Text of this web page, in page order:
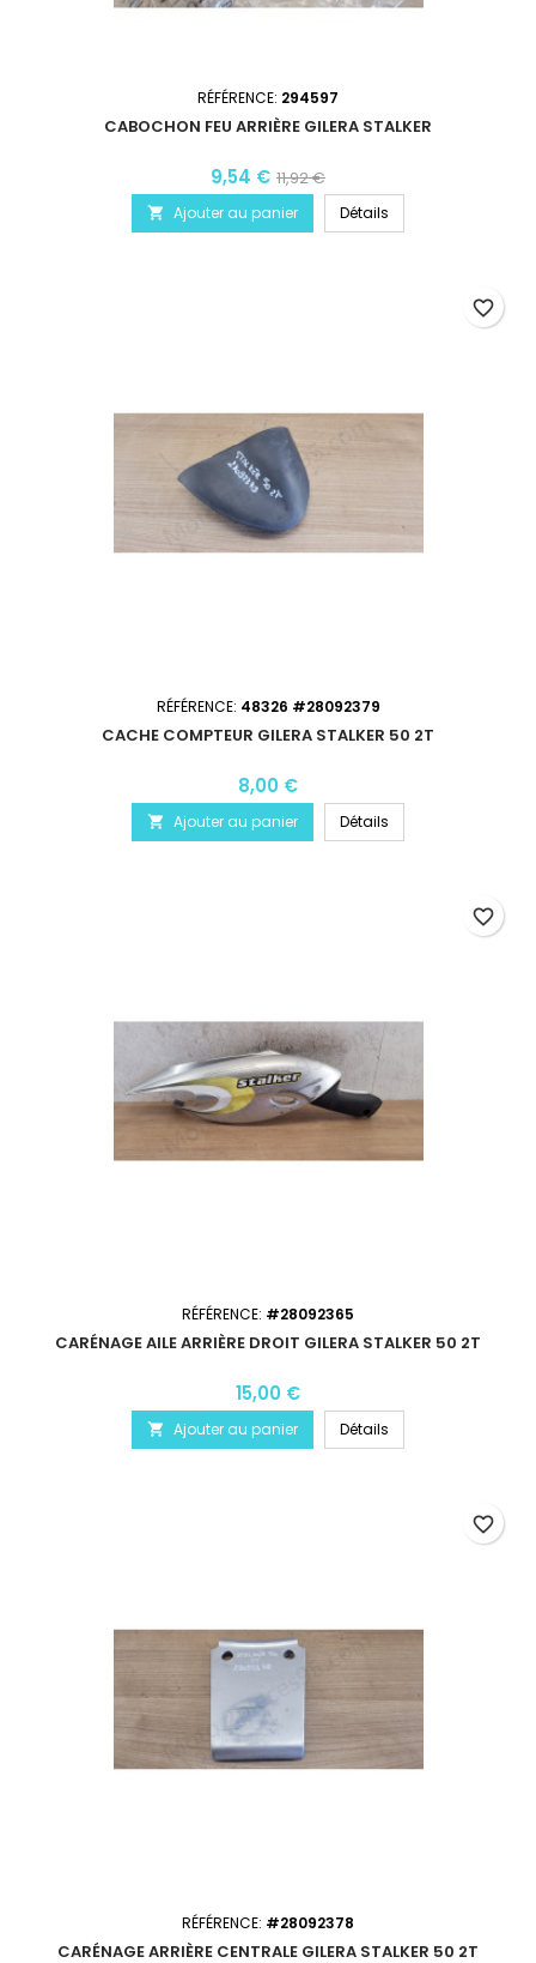
RÉFÉRENCE: 294597
CABOCHON FEU ARRIÈRE GILERA STALKER
9,54 € 11,92 €
 Ajouter au panier Détails
RÉFÉRENCE: 48326 #28092379
CACHE COMPTEUR GILERA STALKER 50 2T
8,00 €
 Ajouter au panier Détails
favorite_border
RÉFÉRENCE: #28092365
CARÉNAGE AILE ARRIÈRE DROIT GILERA STALKER 50 2T
15,00 €
 Ajouter au panier Détails
favorite_border
RÉFÉRENCE: #28092378
CARÉNAGE ARRIÈRE CENTRALE GILERA STALKER 50 2T
favorite_border